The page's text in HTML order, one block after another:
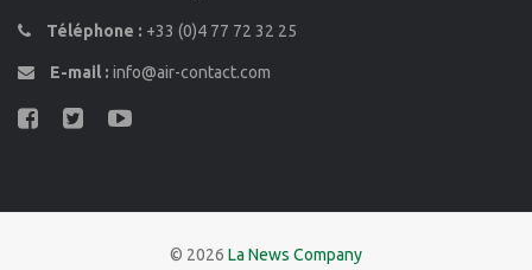
Téléphone : +33 (0)4 77 72 32 25
E-mail : info@air-contact.com
© 2026 La News Company